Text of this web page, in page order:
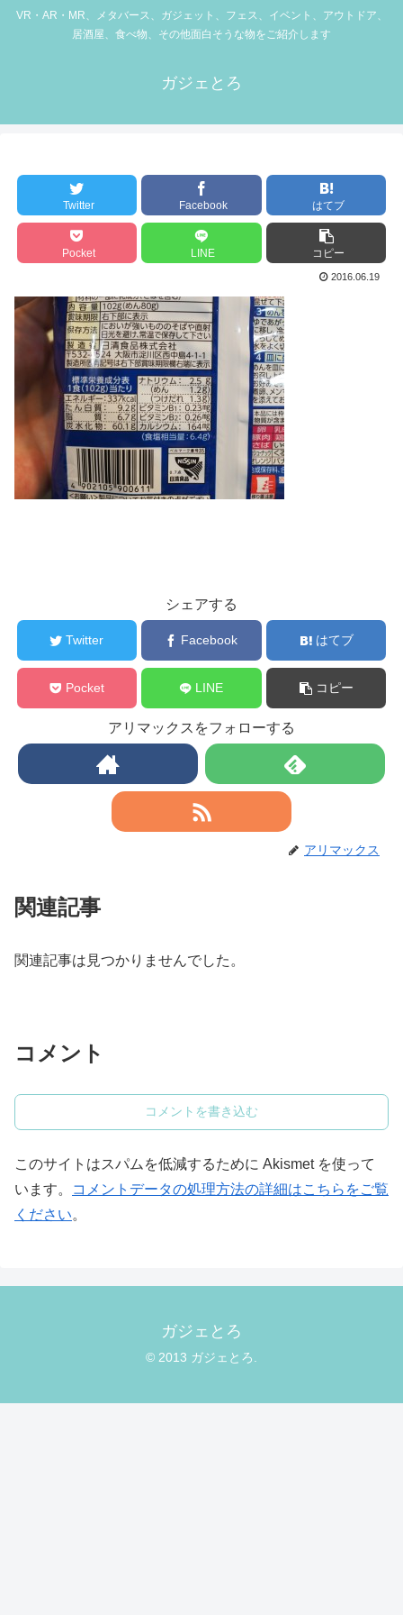
VR・AR・MR、メタバース、ガジェット、フェス、イベント、アウトドア、
居酒屋、食べ物、その他面白そうな物をご紹介します
ガジェとろ
Twitter Facebook はてブ
Pocket LINE コピー
2016.06.19
シェアする
Twitter Facebook はてブ
Pocket LINE コピー
アリマックスをフォローする
アリマックス
関連記事
関連記事は見つかりませんでした。
コメント
コメントを書き込む
このサイトはスパムを低減するために Akismet を使って
います。
コメントデータの処理方法の詳細はこちらをご覧
ください。
ガジェとろ
© 2013 ガジェとろ.